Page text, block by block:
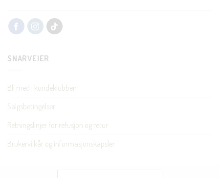
SNARVEIER
Bli med i kundeklubben
Salgsbetingelser
Retningslinjer for refusjon og retur
Brukervilkår og informasjonskapsler